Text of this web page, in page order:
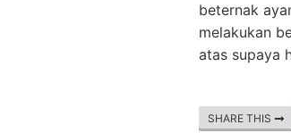
beternak
melakukan
atas supaya
SHARE THIS